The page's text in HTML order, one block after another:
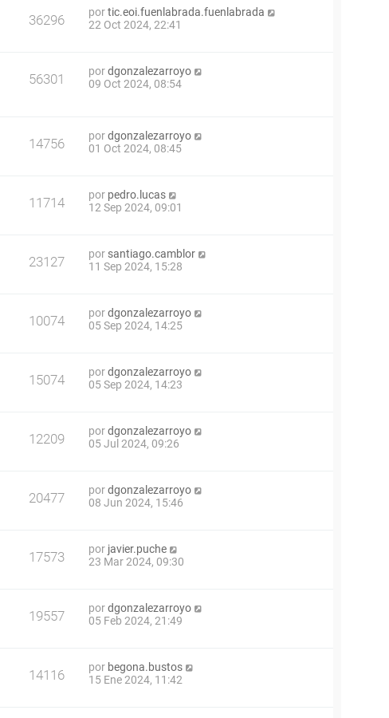
36296 portic.eoi.fuenlabrada.fuenlabrada
22 Oct 2024, 22:41
56301 pordgonzalezarroyo
09 Oct 2024, 08:54
14756 pordgonzalezarroyo
01 Oct 2024, 08:45
11714 por pedro.lucas
12 Sep 2024, 09:01
23127 por santiago.camblor
11 Sep 2024, 15:28
10074 pordgonzalezarroyo
05 Sep 2024, 14:25
15074 pordgonzalezarroyo
05 Sep 2024, 14:23
12209 pordgonzalezarroyo
05 Jul 2024, 09:26
20477 pordgonzalezarroyo
08 Jun 2024, 15:46
17573 por javier.puche
23 Mar 2024, 09:30
19557 pordgonzalezarroyo
05 Feb 2024, 21:49
14116 por begona.bustos
15 Ene 2024, 11:42